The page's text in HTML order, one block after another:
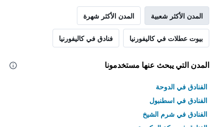
المدن الأكثر شعبية المدن الأكثر شهرة
بيوت عطلات في كاليفورنيا فنادق في كاليفورنيا
المدن التي يبحث عنها مستخدمونا
الفنادق في الدوحة
الفنادق في اسطنبول
الفنادق في شرم الشيخ